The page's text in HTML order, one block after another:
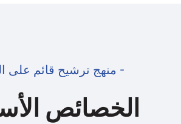
- منهج ترشيح قائم على
الخصائص